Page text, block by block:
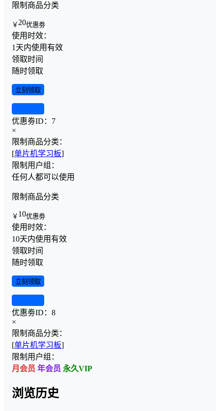
限制商品分类
￥ 20优惠劵
使用时效：
1天内使用有效
领取时间
随时领取
立刻领取
优惠劵ID： 7
×
限制商品分类：
[单片机学习板]
限制用户组：
任何人都可以使用
限制商品分类
￥ 10优惠劵
使用时效：
10天内使用有效
领取时间
随时领取
立刻领取
优惠劵ID： 8
×
限制商品分类：
[单片机学习板]
限制用户组：
月会员 年会员 永久VIP
浏览历史